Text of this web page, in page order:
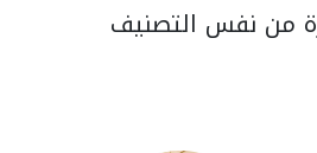
من نفس التصنيف